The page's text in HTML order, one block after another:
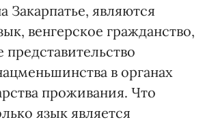
Закарпатье, являются
венгерское гражданство,
в органах
проживания. Что
язык является